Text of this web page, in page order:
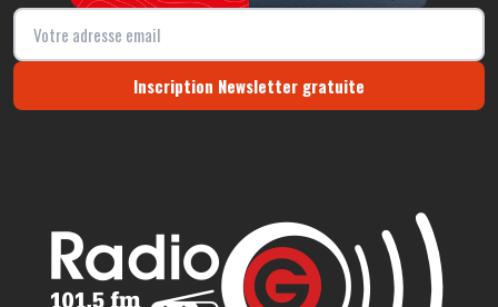
Inscription Newsletter gratuite